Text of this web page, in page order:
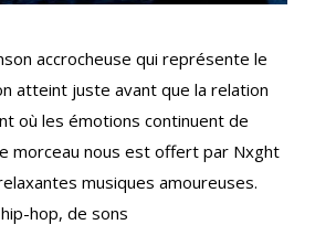
accrocheuse qui représente le
atteint juste avant que la relation
où les émotions continuent de
morceau nous est offert par Nxght
musiques amoureuses.
hop, de sons